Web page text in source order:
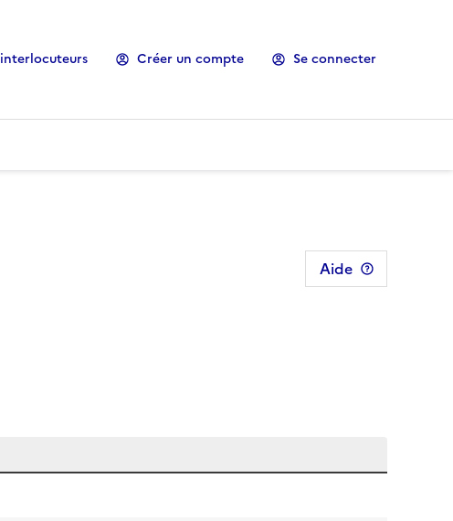
Créer un compte Se connecter
Aide